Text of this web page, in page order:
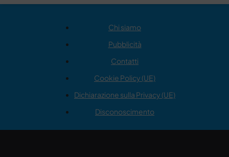
Chi siamo
Pubblicità
Contatti
Cookie Policy (UE)
Dichiarazione sulla Privacy (UE)
Disconoscimento